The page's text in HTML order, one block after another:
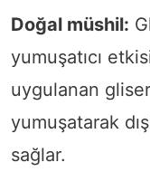
Doğal müshil:
yumuşatıcı
uygulanan
yumuşatarak
sağlar.